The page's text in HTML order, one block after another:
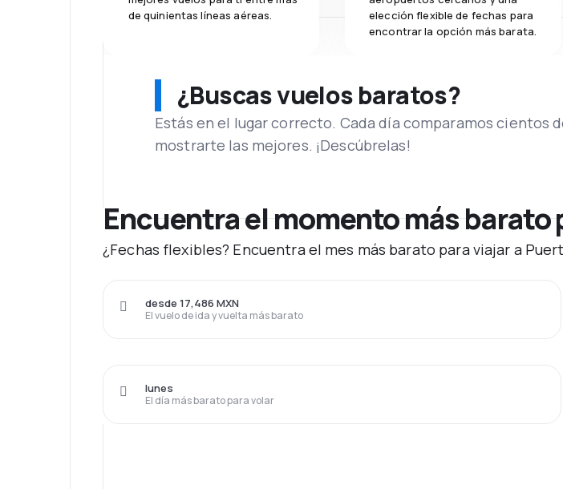
de quinientas líneas aéreas.
elección flexible de fechas para
encontrar la opción más barata.
¿Buscas vuelos baratos?
Estás en el lugar correcto. Cada día comparamos cientos
mostrarte las mejores. ¡Descúbrelas!
Encuentra el momento más
¿Fechas flexibles? Encuentra el mes más barato para viajar a
El vuelo de ida y vuelta más barato
desde 17,486 MXN
El día más barato para volar
lunes